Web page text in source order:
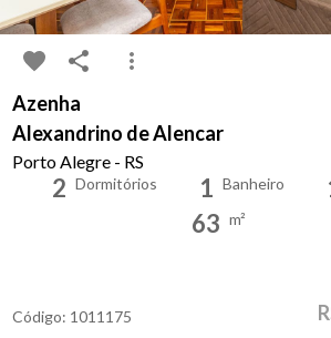
Azenha
Alexandrino de Alencar
Porto Alegre - RS
2 Dormitórios 1 Banheiro
63 m²
Código: 1011175